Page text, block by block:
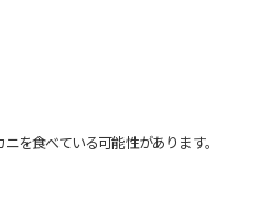
を食べている可能性があります。